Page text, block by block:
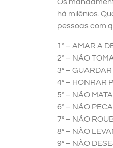
há milênios.
pessoas com
1° – AMAR A
2° – NÃO
3° –
4° – HONRAR
5° – NÃO
6° – NÃO
7° – NÃO
8° – NÃO
9° – NÃO